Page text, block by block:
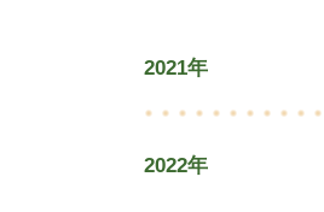
2021年
2022年